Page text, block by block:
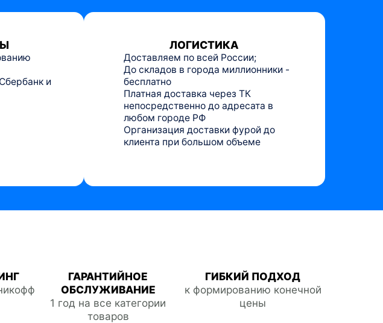
и
ЛОГИСТИКА
Доставляем по всей России;
До складов в города миллионники -
бесплатно
Платная доставка через ТК
непосредственно до адресата в
любом городе РФ
Организация доставки фурой до
клиента при большом объеме
ГАРАНТИЙНОЕ
ОБСЛУЖИВАНИЕ
1 год на все категории
товаров
ГИБКИЙ ПОДХОД
к формированию конечной
цены